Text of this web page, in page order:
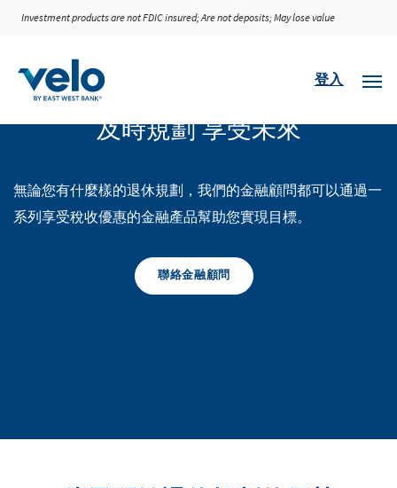
Prepare Today and Enjoy Tomorrow
Investment products are not FDIC insured; Are not deposits; May lose value
登入
及時規劃 享受未來
無論您有什麼樣的退休規劃，我們的金融顧問都可以通過一
系列享受稅收優惠的金融產品幫助您實現目標。
聯絡金融顧問